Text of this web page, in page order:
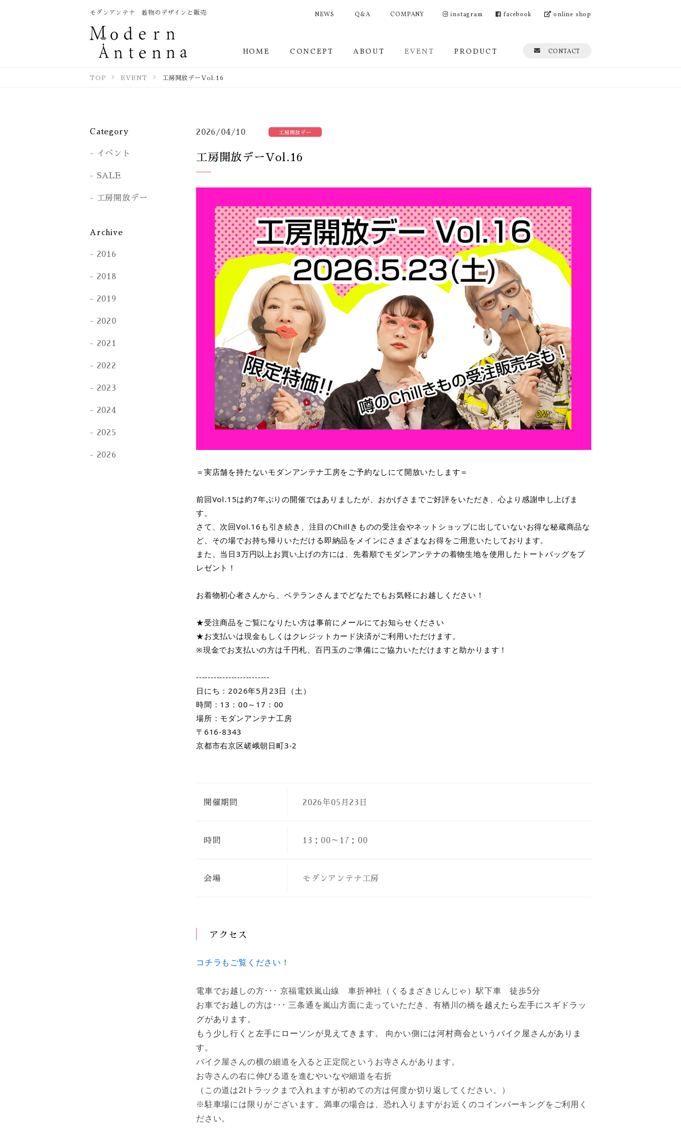
モダンアンテナ 着物のデザインと販売
HOME CONCEPT ABOUT EVENT PRODUCT
NEWS Q&A COMPANY instagram facebook online shop
CONTACT
TOP EVENT 工房開放デーVol.16
2026/04/10 工房開放デー
工房開放デーVol.16
＝実店舗を持たないモダンアンテナ工房をご予約なしにて開放いたします＝
前回Vol.15は約7年ぶりの開催ではありましたが、おかげさまでご好評をいただき、心より感謝申し上げま
す。
さて、次回Vol.16も引き続き、注目のChillきものの受注会やネットショップに出していないお得な秘蔵商品な
ど、その場でお持ち帰りいただける即納品をメインにさまざまなお得をご用意いたしております。
また、当日3万円以上お買い上げの方には、先着順でモダンアンテナの着物生地を使用したトートバッグをプ
レゼント！
お着物初心者さんから、ベテランさんまでどなたでもお気軽にお越しください！
★受注商品をご覧になりたい方は事前にメールにてお知らせください
★お支払いは現金もしくはクレジットカード決済がご利用いただけます。
※現金でお支払いの方は千円札、百円玉のご準備にご協力いただけますと助かります！
-------------------------
日にち：2026年5月23日（土）
時間：13：00～17：00
場所：モダンアンテナ工房
〒616-8343
京都市右京区嵯峨朝日町3-2
開催期間 2026年05月23日
時間 13：00～17：00
会場 モダンアンテナ工房
アクセス
コチラもご覧ください！
電車でお越しの方･･･ 京福電鉄嵐山線 車折神社（くるまざきじんじゃ）駅下車 徒歩5分
お車でお越しの方は･･･ 三条通を嵐山方面に走っていただき、有栖川の橋を越えたら左手にスギドラッ
グがあります。
もう少し行くと左手にローソンが見えてきます。 向かい側には河村商会というバイク屋さんがありま
す。
バイク屋さんの横の細道を入ると正定院というお寺さんがあります。
お寺さんの右に伸びる道を進むやいなや細道を右折
（この道は2tトラックまで入れますが初めての方は何度か切り返してください。）
※駐車場には限りがございます。満車の場合は、恐れ入りますがお近くのコインパーキングをご利用く
ださい。
Category
イベント
SALE
工房開放デー
Archive
2016
2018
2019
2020
2021
2022
2023
2024
2025
2026